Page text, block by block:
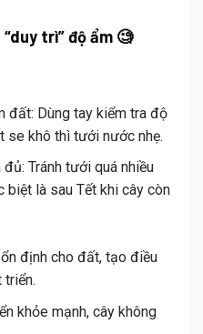
trì” độ ẩm 🧐
đất: Dùng tay kiểm tra độ
se khô thì tưới nước nhẹ.
Tránh tưới quá nhiều
biệt là sau Tết khi cây còn
định cho đất, tạo điều
triển.
khỏe mạnh, cây không